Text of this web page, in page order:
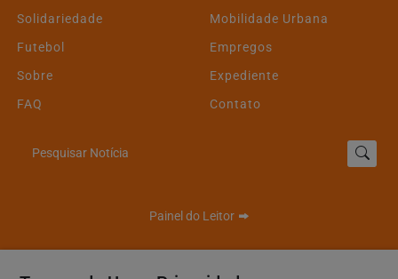
Solidariedade
Mobilidade Urbana
Futebol
Empregos
Sobre
Expediente
FAQ
Contato
Pesquisar Notícia
Painel do Leitor